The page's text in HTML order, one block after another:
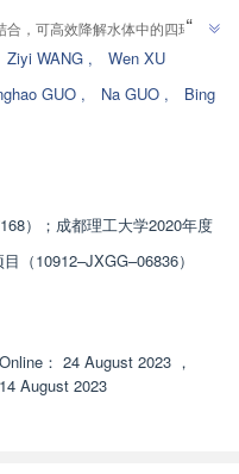
，可高效降解水体中的四环素
”
Ziyi WANG ,
Wen XU
GUO , Na GUO ,
Bing
）；成都理工大学2020年度
（10912–JXGG–06836）
： 24 August 2023 ，
14 August 2023